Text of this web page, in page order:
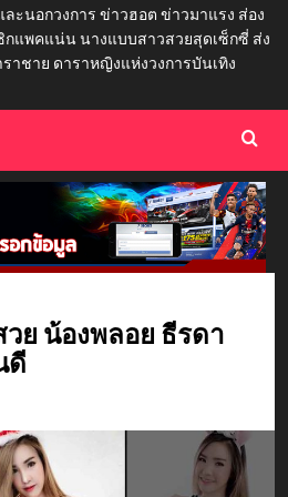
ะนอกวงการ ข่าวฮอต ข่าวมาแรง ส่อง
แพคแน่น นางแบบสาวสวยสุดเซ็กซี่ ส่ง
าชาย ดาราหญิงแห่งวงการบันเทิง
ย น้องพลอย ธีรดา
ดี